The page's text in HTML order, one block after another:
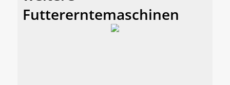
Futtererntemaschinen